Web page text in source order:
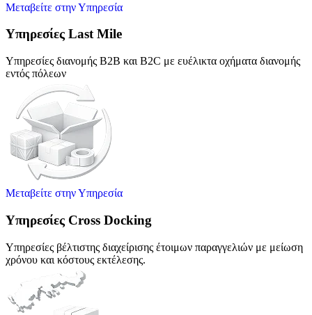
Μεταβείτε στην Υπηρεσία
Υπηρεσίες Last Mile
Υπηρεσίες διανομής B2B και B2C με ευέλικτα οχήματα διανομής
εντός πόλεων
Μεταβείτε στην Υπηρεσία
Υπηρεσίες Cross Docking
Υπηρεσίες βέλτιστης διαχείρισης έτοιμων παραγγελιών με μείωση
χρόνου και κόστους εκτέλεσης.